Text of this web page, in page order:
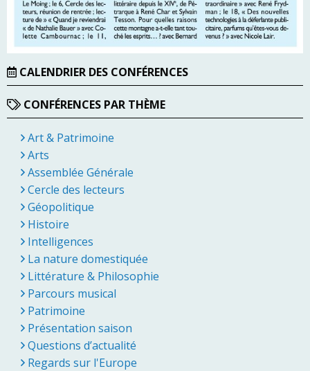
CALENDRIER DES CONFÉRENCES
CONFÉRENCES PAR THÈME
Art & Patrimoine
Arts
Assemblée Générale
Cercle des lecteurs
Géopolitique
Histoire
Intelligences
La nature domestiquée
Littérature & Philosophie
Parcours musical
Patrimoine
Présentation saison
Questions d’actualité
Regards sur l'Europe